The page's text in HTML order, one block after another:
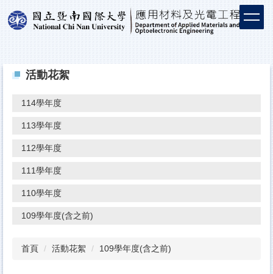
活動花絮
114學年度
113學年度
112學年度
111學年度
110學年度
109學年度(含之前)
首頁 活動花絮 109學年度(含之前)